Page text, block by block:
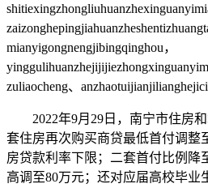
mianyigongnengjibingqinghou，
zuliaocheng、
2022年9月29日，南宁市住房和
套住房再次购买商贷最低首付调整
房贷款利率下限；二套首付比例降
高调至80万元；还对应届高校毕业